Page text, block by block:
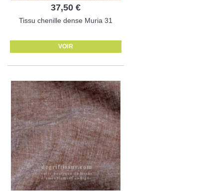
37,50 €
Tissu chenille dense Muria 31
VOIR